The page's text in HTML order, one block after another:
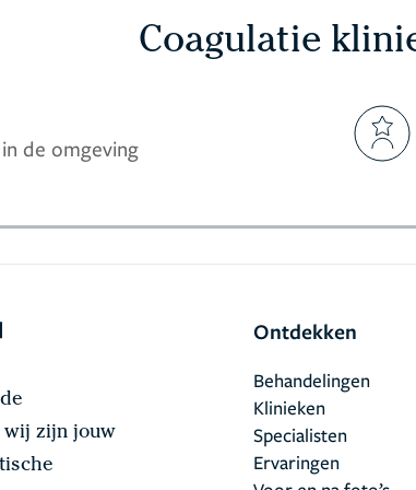
Coagulatie
in de omgeving
wij zijn jouw
Ontdekken
Behandelingen
Klinieken
Specialisten
Ervaringen